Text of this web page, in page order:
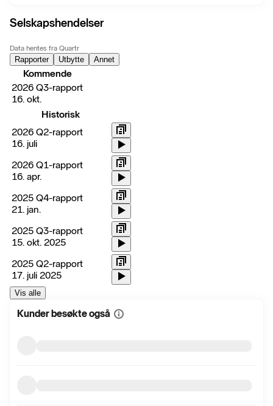
Selskapshendelser
Data hentes fra Quartr
Rapporter Utbytte Annet
Kommende
2026 Q3-rapport
16. okt.
Historisk
2026 Q2-rapport
16. juli
2026 Q1-rapport
16. apr.
2025 Q4-rapport
21. jan.
2025 Q3-rapport
15. okt. 2025
2025 Q2-rapport
17. juli 2025
Vis alle
Kunder besøkte også Vis